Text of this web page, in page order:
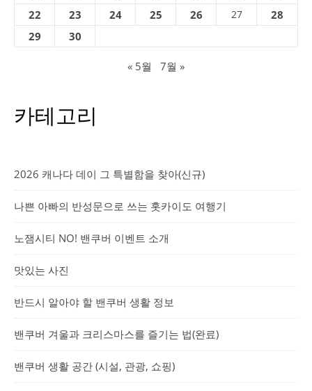
22
23 24 25 26 27
28
29
30
« 5월 7월 »
카테고리
2026 캐나다 데이 그 특별함을 찾아(신규)
나쁜 아빠의 반성문으로 쓰는 홋카이도 여행기
노잼시티 NO! 밴쿠버 이벤트 소개
맛있는 사진
반드시 알아야 할 밴쿠버 생활 정보
밴쿠버 겨울과 크리스마스를 즐기는 법(완료)
밴쿠버 생활 공간 (시설, 관광, 쇼핑)